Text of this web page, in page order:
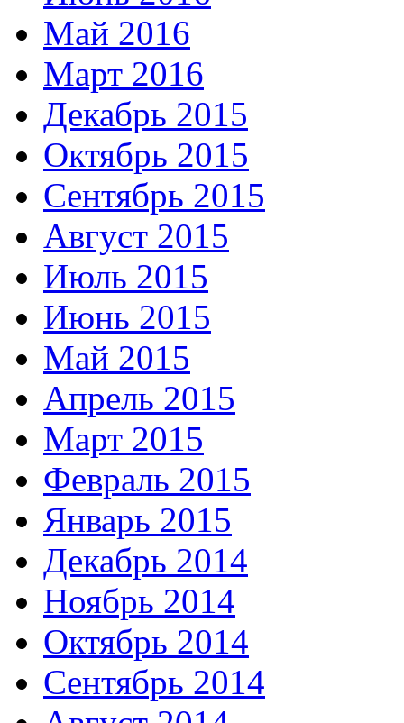
Май 2016
Март 2016
Декабрь 2015
Октябрь 2015
Сентябрь 2015
Август 2015
Июль 2015
Июнь 2015
Май 2015
Апрель 2015
Март 2015
Февраль 2015
Январь 2015
Декабрь 2014
Ноябрь 2014
Октябрь 2014
Сентябрь 2014